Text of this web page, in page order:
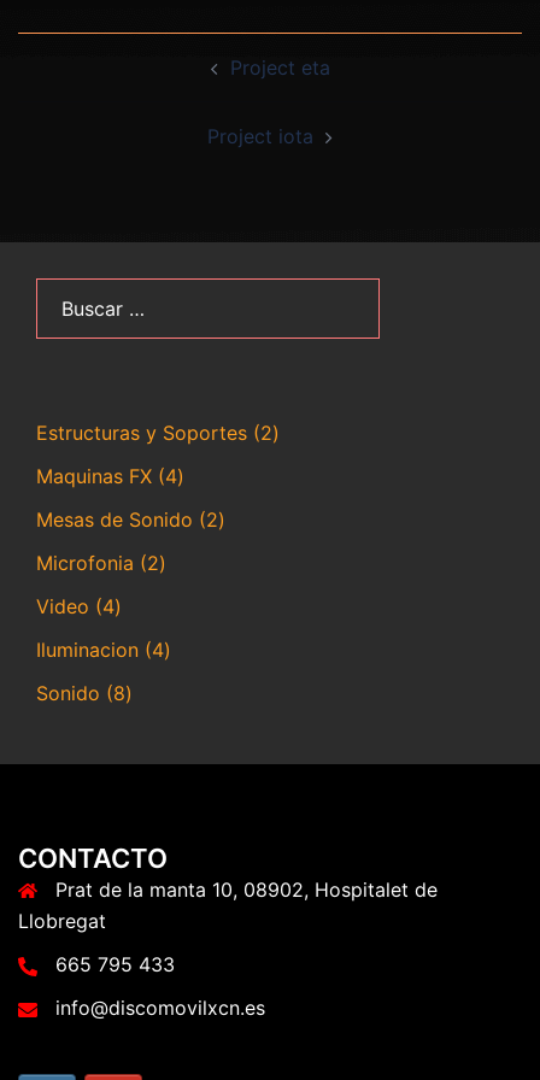
Project eta
Project iota
Estructuras y Soportes 22
Maquinas FX 44
productos
Mesas de Sonido 22
Microfonia 22
Video 44
productos
Iluminacion 44
Sonido 88
CONTACTO
Prat de la manta 10, 08902, Hospitalet de
Llobregat
665 795 433
info@discomovilxcn.es